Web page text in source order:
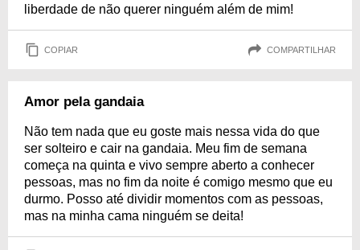
liberdade de não querer ninguém além de mim!
COPIAR COMPARTILHAR
Amor pela gandaia
Não tem nada que eu goste mais nessa vida do que
ser solteiro e cair na gandaia. Meu fim de semana
começa na quinta e vivo sempre aberto a conhecer
pessoas, mas no fim da noite é comigo mesmo que eu
durmo. Posso até dividir momentos com as pessoas,
mas na minha cama ninguém se deita!